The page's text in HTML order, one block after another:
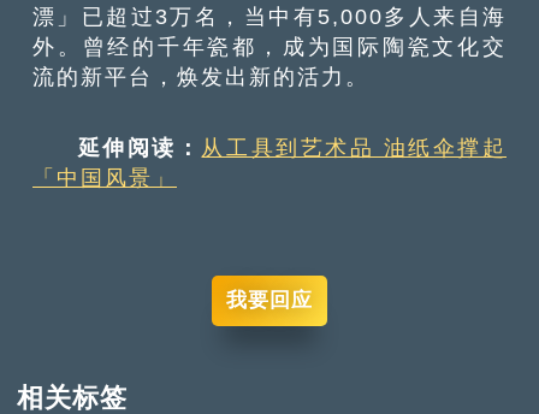
漂」已超过3万名，当中有5,000多人来自海
外。曾经的千年瓷都，成为国际陶瓷文化交
流的新平台，焕发出新的活力。
延伸阅读： 从工具到艺术品 油纸伞撑起
「中国风景」
我要回应
相关标签